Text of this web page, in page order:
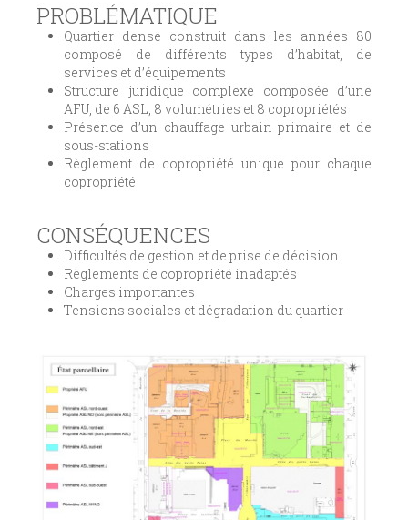
PROBLÉMATIQUE
Quartier dense construit dans les années 80
composé de différents types d’habitat, de
services et d’équipements
Structure juridique complexe composée d’une
AFU, de 6 ASL, 8 volumétries et 8 copropriétés
Présence d’un chauffage urbain primaire et de
sous-stations
Règlement de copropriété unique pour chaque
copropriété
CONSÉQUENCES
Difficultés de gestion et de prise de décision
Règlements de copropriété inadaptés
Charges importantes
Tensions sociales et dégradation du quartier